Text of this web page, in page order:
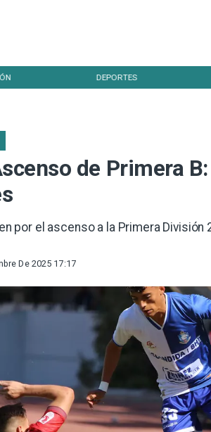
DEPORTES
de Primera
por el ascenso a la Primera División
De 2025 17:17